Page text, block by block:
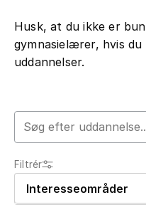
Husk, at du ikke er
gymnasielærer, hvis
uddannelser.
Search field
Filtrér
Interesseområder